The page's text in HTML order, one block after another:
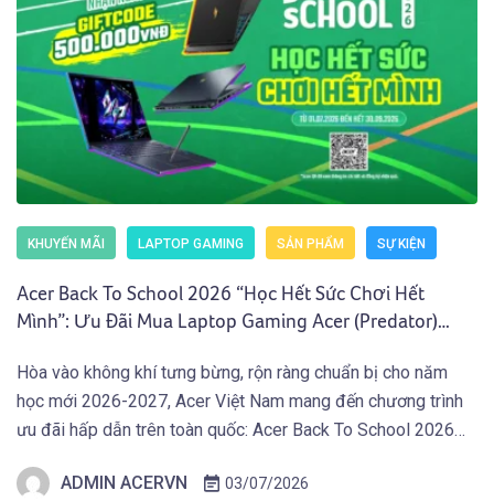
KHUYẾN MÃI LAPTOP GAMING SẢN PHẨM SỰ KIỆN
Acer Back To School 2026 “Học Hết Sức Chơi Hết
Mình”: Ưu Đãi Mua Laptop Gaming Acer (Predator)
Hòa vào không khí tưng bừng, rộn ràng chuẩn bị cho năm
học mới 2026-2027, Acer Việt Nam mang đến chương trình
ưu đãi hấp dẫn trên toàn quốc: Acer Back To School 2026
Sinh Viên và người dùng sở hữu Laptop Gaming […]
ADMIN ACERVN 03/07/2026